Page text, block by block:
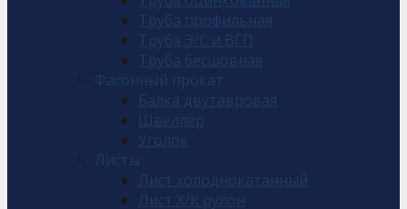
Труба профильная
Труба Э/С и ВГП
Труба бесшовная
Фасонный прокат
Балка двутавровая
Швеллер
Уголок
Листы
Лист холоднокатанный
Лист Х/К рулон